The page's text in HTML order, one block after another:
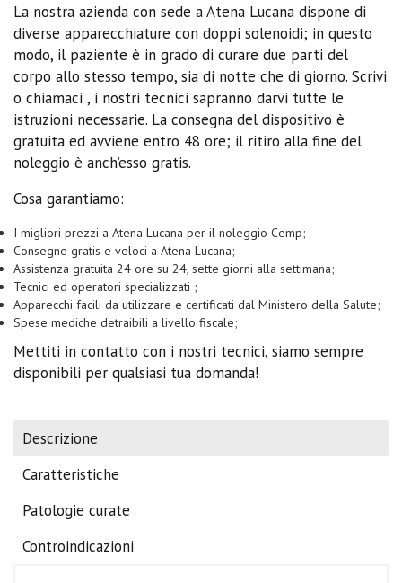
La nostra azienda con sede a Atena Lucana dispone di
diverse apparecchiature con doppi solenoidi; in questo
modo, il paziente è in grado di curare due parti del
corpo allo stesso tempo, sia di notte che di giorno. Scrivi
o chiamaci , i nostri tecnici sapranno darvi tutte le
istruzioni necessarie. La consegna del dispositivo è
gratuita ed avviene entro 48 ore; il ritiro alla fine del
noleggio è anch’esso gratis.
Cosa garantiamo:
I migliori prezzi a Atena Lucana per il noleggio Cemp;
Consegne gratis e veloci a Atena Lucana;
Assistenza gratuita 24 ore su 24, sette giorni alla settimana;
Tecnici ed operatori specializzati ;
Apparecchi facili da utilizzare e certificati dal Ministero della Salute;
Spese mediche detraibili a livello fiscale;
Mettiti in contatto con i nostri tecnici, siamo sempre
disponibili per qualsiasi tua domanda!
Descrizione
Caratteristiche
Patologie curate
Controindicazioni